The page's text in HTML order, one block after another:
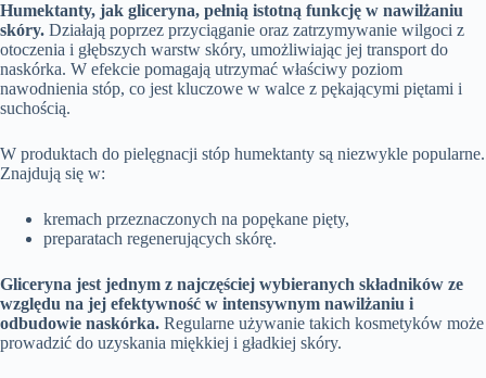
Humektanty, jak gliceryna, pełnią istotną funkcję w nawilżaniu
skóry. Działają poprzez przyciąganie oraz zatrzymywanie wilgoci z
otoczenia i głębszych warstw skóry, umożliwiając jej transport do
naskórka. W efekcie pomagają utrzymać właściwy poziom
nawodnienia stóp, co jest kluczowe w walce z pękającymi piętami i
suchością.
W produktach do pielęgnacji stóp humektanty są niezwykle popularne.
Znajdują się w:
kremach przeznaczonych na popękane pięty,
preparatach regenerujących skórę.
Gliceryna jest jednym z najczęściej wybieranych składników ze
względu na jej efektywność w intensywnym nawilżaniu i
odbudowie naskórka. Regularne używanie takich kosmetyków może
prowadzić do uzyskania miękkiej i gładkiej skóry.